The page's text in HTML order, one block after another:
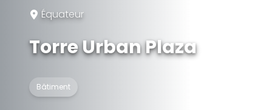
Équateur
Torre Urban Plaza
Bâtiment